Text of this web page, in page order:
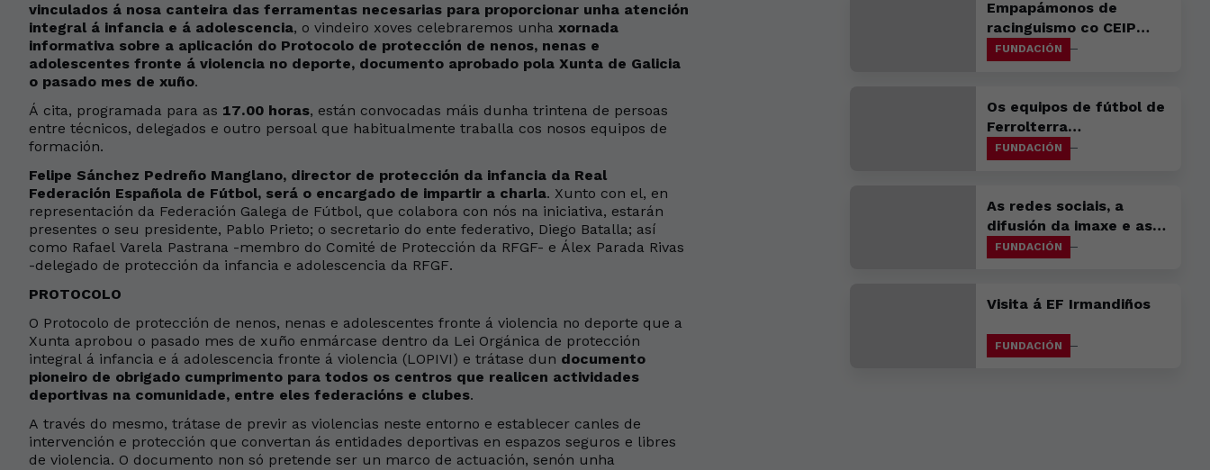
vinculados á nosa canteira das ferramentas necesarias para proporcionar unha atención
integral á infancia e á adolescencia, o vindeiro xoves celebraremos unha xornada
informativa sobre a aplicación do Protocolo de protección de nenos, nenas e
adolescentes fronte á violencia no deporte, documento aprobado pola Xunta de Galicia
o pasado mes de xuño.
Á cita, programada para as 17.00 horas, están convocadas máis dunha trintena de persoas
entre técnicos, delegados e outro persoal que habitualmente traballa cos nosos equipos de
formación.
Felipe Sánchez Pedreño Manglano, director de protección da infancia da Real
Federación Española de Fútbol, será o encargado de impartir a charla. Xunto con el, en
representación da Federación Galega de Fútbol, que colabora con nós na iniciativa, estarán
presentes o seu presidente, Pablo Prieto; o secretario do ente federativo, Diego Batalla; así
como Rafael Varela Pastrana -membro do Comité de Protección da RFGF- e Álex Parada Rivas
-delegado de protección da infancia e adolescencia da RFGF.
PROTOCOLO
O Protocolo de protección de nenos, nenas e adolescentes fronte á violencia no deporte que a
Xunta aprobou o pasado mes de xuño enmárcase dentro da Lei Orgánica de protección
integral á infancia e á adolescencia fronte á violencia (LOPIVI) e trátase dun documento
pioneiro de obrigado cumprimento para todos os centros que realicen actividades
deportivas na comunidade, entre eles federacións e clubes.
A través do mesmo, trátase de previr as violencias neste entorno e establecer canles de
intervención e protección que convertan ás entidades deportivas en espazos seguros e libres
de violencia. O documento non só pretende ser un marco de actuación, senón unha
Empapámonos de
racinguismo co CEIP
Ledicia e o Colexio
Arenales Santa Juana
FUNDACIÓN
Os equipos de fútbol de
Ferrolterra
acompañarannos nas
bancadas da Malata
FUNDACIÓN
As redes sociais, a
difusión da imaxe e as
apostas deportivas
Nacional impartiu aos
FUNDACIÓN
Visita á EF Irmandiños
FUNDACIÓN